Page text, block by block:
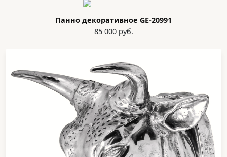
Панно декоративное GE-20991
85 000 руб.